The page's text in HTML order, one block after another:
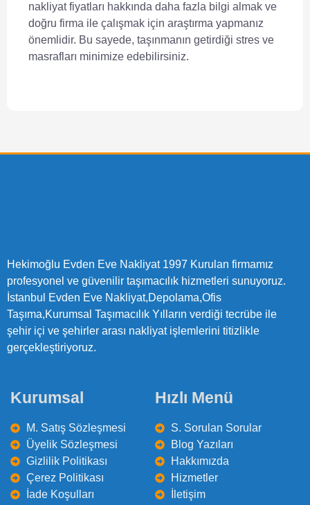
nakliyat fiyatları hakkında daha fazla bilgi almak ve
doğru firma ile çalışmak için araştırma yapmanız
önemlidir. Bu sayede, taşınmanın getirdiği stres ve
masrafları minimize edebilirsiniz.
Hekimoğlu Evden Eve Nakliyat 1997 Kurulan firmamız
profesyonel ve güvenilir taşımacılık hizmetleri sunuyoruz.
İstanbul Evden Eve Nakliyat,Depolama,Ofis
Taşıma,Kurumsal Taşımacılık Yılların verdiği tecrübe ile
şehir içi ve şehirler arası nakliyat işlemlerini titizlikle
gerçekleştiriyoruz.
Kurumsal
M. Satış Sözleşmesi
Üyelik Sözleşmesi
Gizlilik Politikası
Çerez Politikası
İade Koşulları
Hızlı Menü
S. Sorulan Sorular
Blog Yazıları
Hakkımızda
Hizmetler
İletişim